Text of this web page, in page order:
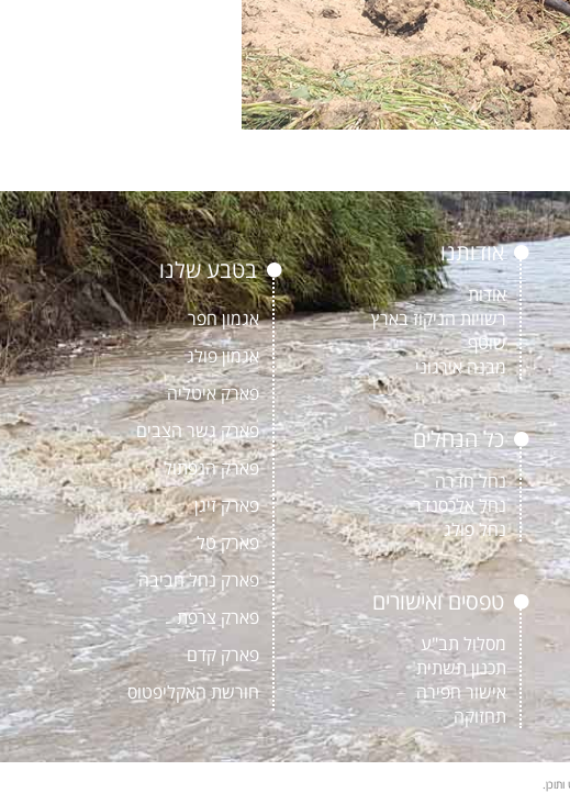
אודותנו
אודות
רשויות הניקוז בארץ
שוטף
מבנה אירגוני
כל הנחלים
נחל חדרה
נחל אלכסנדר
נחל פולג
טפסים ואישורים
מסלול תב"ע
תכנון תשתית
אישור חפירה
תחזוקה
בטבע שלנו
אגמון חפר
אגמון פולג
פארק איטליה
פארק גשר הצבים
פארק הנפתול
פארק זיגן
פארק טל
פארק נחל חביבה
פארק צרפת
פארק קדם
חורשת האקליפטוס